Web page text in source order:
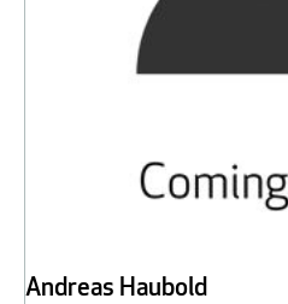
Andreas Haubold